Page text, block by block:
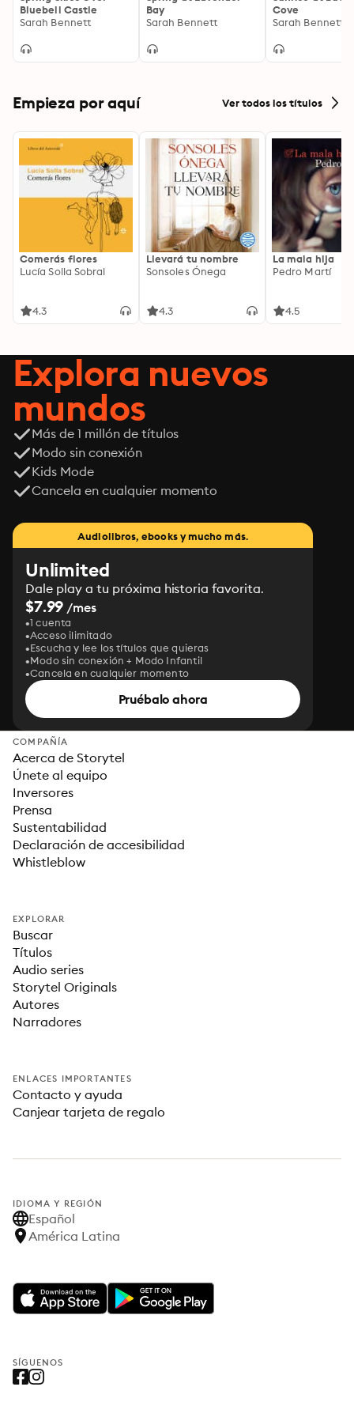
Bluebell Castle
Sarah Bennett
Bay
Sarah Bennett
Cove
Sarah Bennett
Empieza por aquí Ver todos los títulos
Comerás flores
Lucía Solla Sobral
4.3
Llevará tu nombre
Sonsoles Ónega
4.3
La mala hija
Pedro Martí
4.5
Explora nuevos
mundos
Más de 1 millón de títulos
Modo sin conexión
Kids Mode
Cancela en cualquier momento
Audiolibros, ebooks y mucho más.
Unlimited
Dale play a tu próxima historia favorita.
$7.99 /mes
1 cuenta
Acceso ilimitado
Escucha y lee los títulos que quieras
Modo sin conexión + Modo Infantil
Cancela en cualquier momento
Pruébalo ahora
COMPAÑÍA
Acerca de Storytel
Únete al equipo
Inversores
Prensa
Sustentabilidad
Declaración de accesibilidad
Whistleblow
EXPLORAR
Buscar
Títulos
Audio series
Storytel Originals
Autores
Narradores
ENLACES IMPORTANTES
Contacto y ayuda
Canjear tarjeta de regalo
IDIOMA Y REGIÓN
Español
América Latina
SÍGUENOS